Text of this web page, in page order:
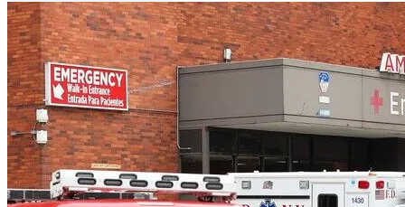
görüşme yoluyla ücretsiz yararlanabilecek.